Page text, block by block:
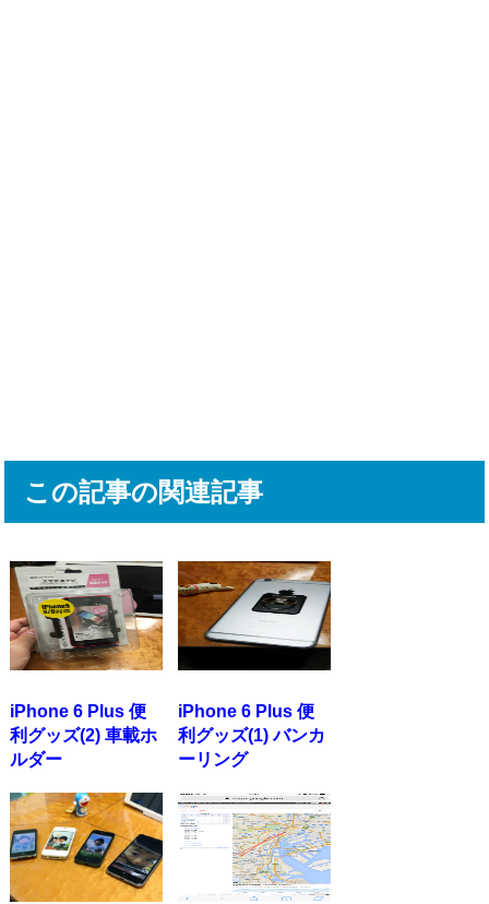
この記事の関連記事
iPhone 6 Plus 便
利グッズ(2) 車載ホ
ルダー
iPhone 6 Plus 便
利グッズ(1) バンカ
ーリング